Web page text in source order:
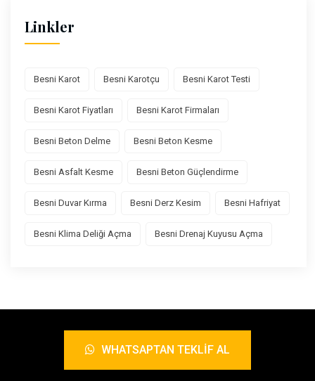
Linkler
Besni Karot Besni Karotçu Besni Karot Testi
Besni Karot Fiyatları Besni Karot Firmaları
Besni Beton Delme Besni Beton Kesme
Besni Asfalt Kesme Besni Beton Güçlendirme
Besni Duvar Kırma Besni Derz Kesim Besni Hafriyat
Besni Klima Deliği Açma Besni Drenaj Kuyusu Açma
WHATSAPTAN TEKLIF AL